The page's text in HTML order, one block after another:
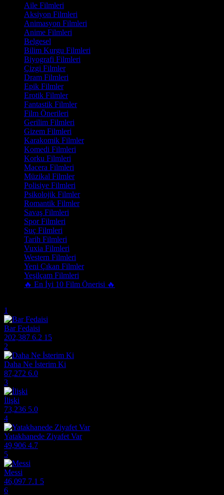
Aile Filmleri
Aksiyon Filmleri
Animasyon Filmleri
Anime Filmleri
Belgesel
Bilim Kurgu Filmleri
Biyografi Filmleri
Çizgi Filmler
Dram Filmleri
Epik Filmler
Erotik Filmler
Fantastik Filmler
Film Önerileri
Gerilim Filmleri
Gizem Filmleri
Karakomik Filmler
Komedi Filmleri
Korku Filmleri
Macera Filmleri
Müzikal Filmler
Polisiye Filmleri
Psikolojik Filmler
Romantik Filmler
Savaş Filmleri
Spor Filmleri
Suç Filmleri
Tarih Filmleri
Vuxia Filmleri
Western Filmleri
Yeni Çıkan Filmler
Yeşilçam Filmleri
🔥 En İyi 10 Film Önerisi 🔥
1
Bar Fedaisi
202,387 6.2 15
2
Daha Ne İsterim Ki
87,272 6.0
3
İlişki
73,236 5.0
4
Yatakhanede Ziyafet Var
49,906 4.7
5
Messi
46,097 7.1 5
6